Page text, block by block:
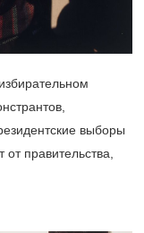
выборы
правительства,